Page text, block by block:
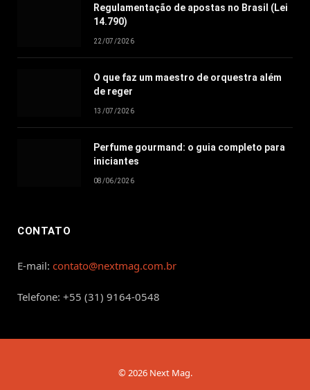
Regulamentação de apostas no Brasil (Lei
14.790)
22/07/2026
O que faz um maestro de orquestra além
de reger
13/07/2026
Perfume gourmand: o guia completo para
iniciantes
08/06/2026
CONTATO
E-mail: contato@nextmag.com.br
Telefone: +55 (31) 9164-0548
© 2026 Next Mag.